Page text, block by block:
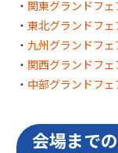
・ 関東グランドフ
・ 東北グランドフ
・ 九州グランドフ
・ 関西グランドフ
・ 中部グランドフ
会場まで